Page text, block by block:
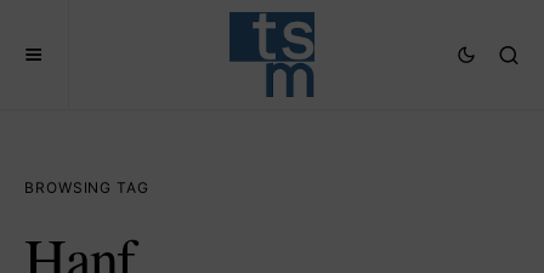
BROWSING TAG
Hanf